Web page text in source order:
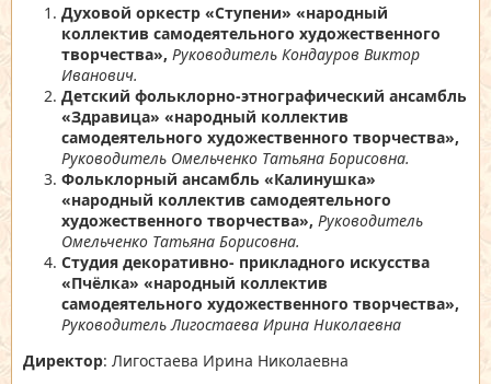
Духовой оркестр «Ступени» «народный
коллектив самодеятельного художественного
творчества», Руководитель Кондауров Виктор
Иванович.
Детский фольклорно-этнографический ансамбль
«Здравица» «народный коллектив
самодеятельного художественного творчества»,
Руководитель Омельченко Татьяна Борисовна.
Фольклорный ансамбль «Калинушка»
«народный коллектив самодеятельного
художественного творчества», Руководитель
Омельченко Татьяна Борисовна.
Cтудия декоративно- прикладного искусства
«Пчёлка» «народный коллектив
самодеятельного художественного творчества»,
Руководитель Лигостаева Ирина Николаевна
Директор: Лигостаева Ирина Николаевна